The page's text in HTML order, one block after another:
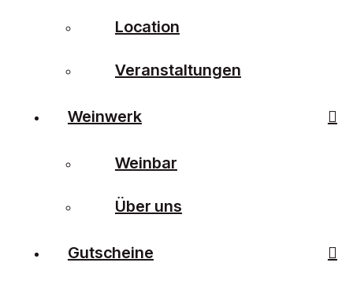
Location
Veranstaltungen
Weinwerk
Weinbar
Über uns
Gutscheine